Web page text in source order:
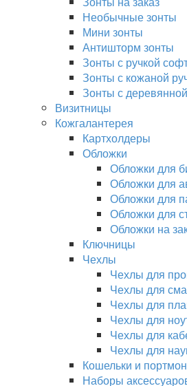
Необычные зонты
Мини зонты
Антишторм зонты
Зонты с ручкой
Зонты с кожаной
Зонты с
Визитницы
Кожгалантерея
Картхолдеры
Обложки
Обложки для
Обложки для
Обложки для
Обложки для
Обложки на
Ключницы
Чехлы
Чехлы для
Чехлы для
Чехлы для
Чехлы для
Чехлы для
Чехлы для
Кошельки и
Наборы